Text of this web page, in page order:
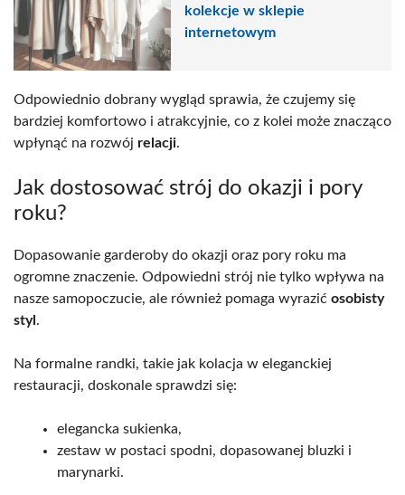
kolekcje w sklepie
internetowym
Odpowiednio dobrany wygląd sprawia, że czujemy się
bardziej komfortowo i atrakcyjnie, co z kolei może znacząco
wpłynąć na rozwój relacji.
Jak dostosować strój do okazji i pory
roku?
Dopasowanie garderoby do okazji oraz pory roku ma
ogromne znaczenie. Odpowiedni strój nie tylko wpływa na
nasze samopoczucie, ale również pomaga wyrazić osobisty
styl .
Na formalne randki, takie jak kolacja w eleganckiej
restauracji, doskonale sprawdzi się:
elegancka sukienka,
zestaw w postaci spodni, dopasowanej bluzki i
marynarki.